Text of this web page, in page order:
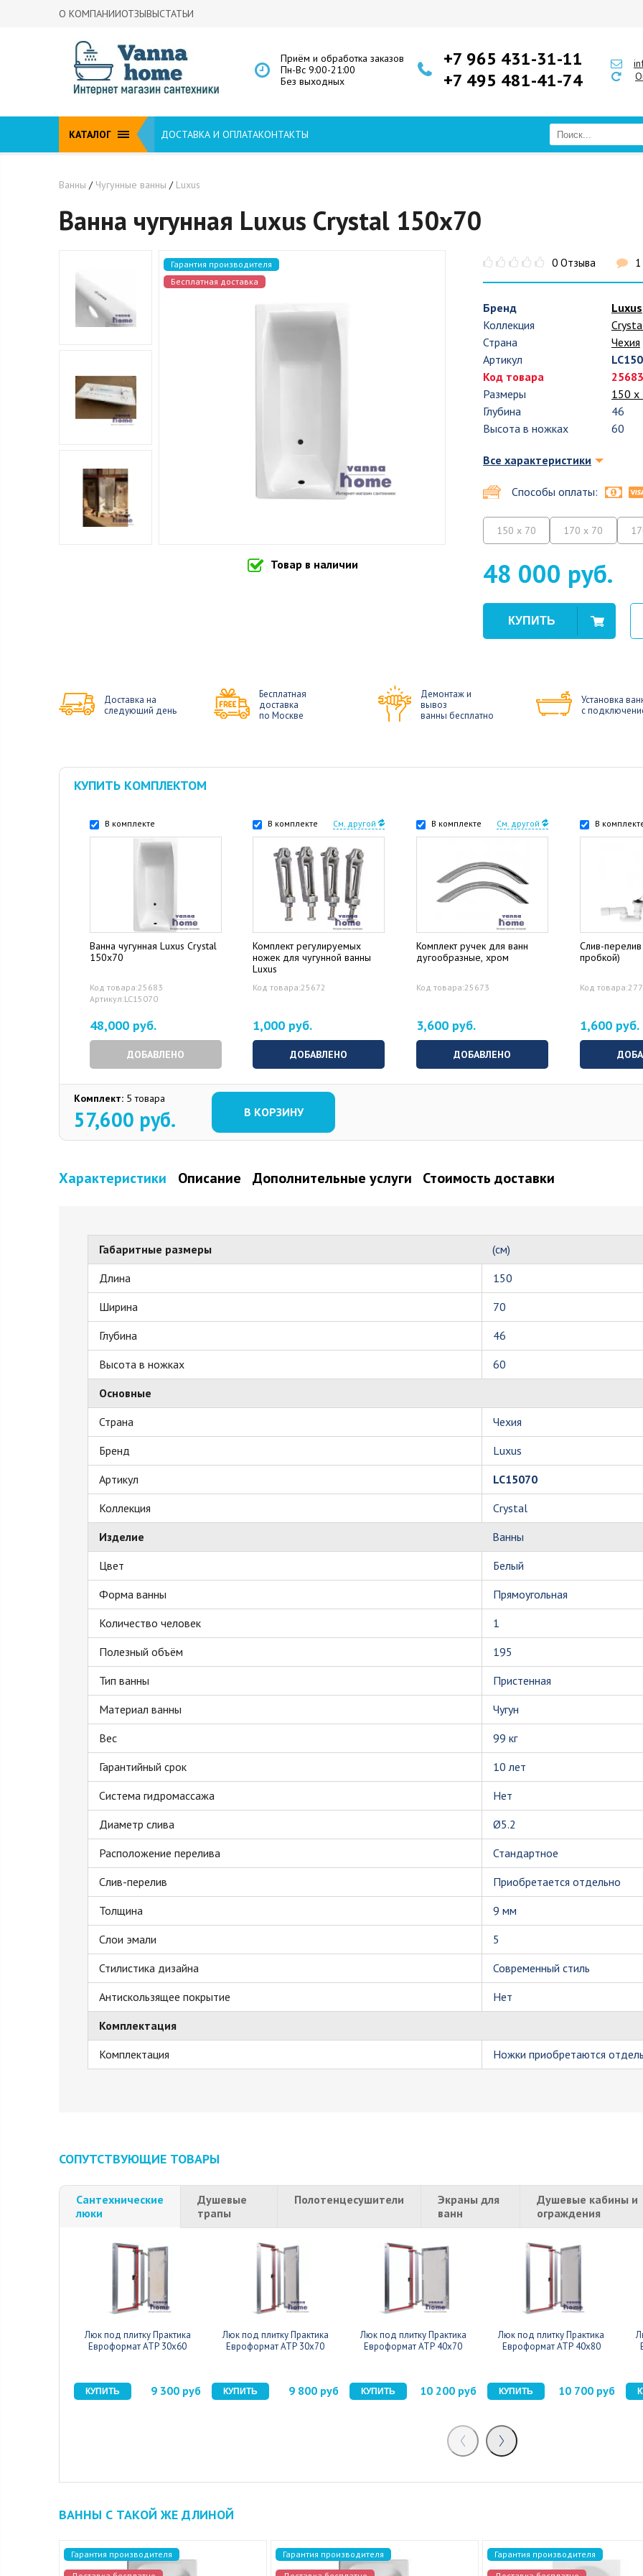
О КОМПАНИИОТЗЫВЫСТАТЬИ
Приём и обработка заказов
Пн-Вс 9:00-21:00
Без выходных
+7 965 431-31-11
+7 495 481-41-74
КАТАЛОГ ДОСТАВКА И ОПЛАТАКОНТАКТЫ
Ванны / Чугунные ванны / Luxus
Ванна чугунная Luxus Crystal 150x70
Бесплатная доставка
Гарантия производителя
Товар в наличии
0 Отзыва
Бренд
Luxus
Коллекция
Страна
Чехия
Артикул
Код товара
25683
Размеры
150 х
Глубина
46
Высота в ножках
60
Все характеристики
Способы оплаты:
150 x 70 170 x 70
48 000 руб.
Доставка на
следующий день
Бесплатная
доставка
по Москве
Демонтаж и
вывоз
ванны бесплатно
Установка
с
КУПИТЬ КОМПЛЕКТОМ
В комплекте
Ванна чугунная Luxus Crystal
150x70
Код товара:25683
Артикул:LC15070
48,000 руб.
ДОБАВЛЕНО
В комплекте См. другой
Комплект регулируемых
ножек для чугунной ванны
Luxus
Код товара:25672
1,000 руб.
ДОБАВЛЕНО
В комплекте См. другой
Комплект ручек для ванн
дугообразные, хром
Код товара:25673
3,600 руб.
ДОБАВЛЕНО
В
Слив-
пробкой)
Код
1,600 руб.
Комплект: 5 товара
57,600 руб. В КОРЗИНУ
Характеристики Описание Дополнительные услуги Стоимость доставки
Габаритные размеры
(см)
Длина
150
Ширина
70
Глубина
46
Высота в ножках
60
Основные
Страна
Чехия
Бренд
Luxus
Артикул
LC15070
Коллекция
Crystal
Изделие
Ванны
Цвет
Белый
Форма ванны
Прямоугольная
Количество человек
1
Полезный объём
195
Тип ванны
Пристенная
Материал ванны
Чугун
Вес
99 кг
Гарантийный срок
10 лет
Система гидромассажа
Нет
Диаметр слива
Ø5.2
Расположение перелива
Стандартное
Слив-перелив
Приобретается отдельно
Толщина
9 мм
Слои эмали
5
Стилистика дизайна
Современный стиль
Антискользящее покрытие
Нет
Комплектация
Комплектация
Ножки приобретаются
СОПУТСТВУЮЩИЕ ТОВАРЫ
Сантехнические
люки
Душевые
трапы
Полотенцесушители
Экраны для
ванн
Душевые кабины и
ограждения
Люк под плитку Практика
Евроформат АТР 30x60
9 300 руб
Люк под плитку Практика
Евроформат АТР 30x70
9 800 руб
Люк под плитку Практика
Евроформат АТР 40x70
10 200 руб
Люк под плитку Практика
Евроформат АТР 40x80
10 700 руб
ВАННЫ С ТАКОЙ ЖЕ ДЛИНОЙ
Гарантия производителя
Гарантия производителя
Гарантия производителя